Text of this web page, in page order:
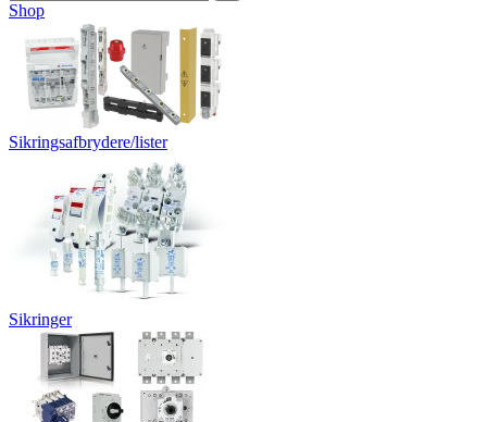
Shop
Sikringsafbrydere/lister
Sikringer